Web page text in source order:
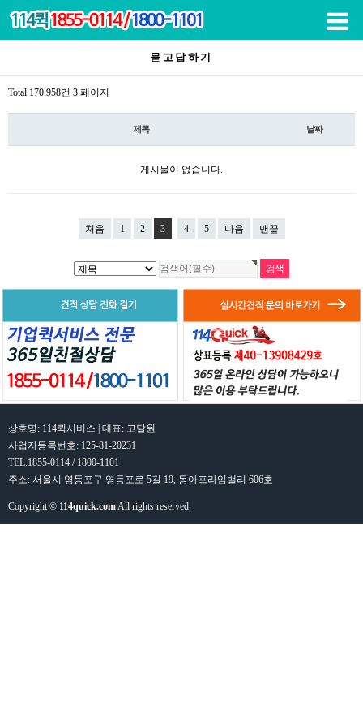
묻고답하기
Total 170,958건 3 페이지
제목 날짜
게시물이 없습니다.
처음 1 2 3 4 5 다음 맨끝
상호명: 114퀵서비스 | 대표: 고달원
사업자등록번호: 125-81-20231
TEL.1855-0114 / 1800-1101
주소: 서울시 영등포구 영등포로 5길 19, 동아프라임밸리 606호
Copyright © 114quick.comAll rights reserved.